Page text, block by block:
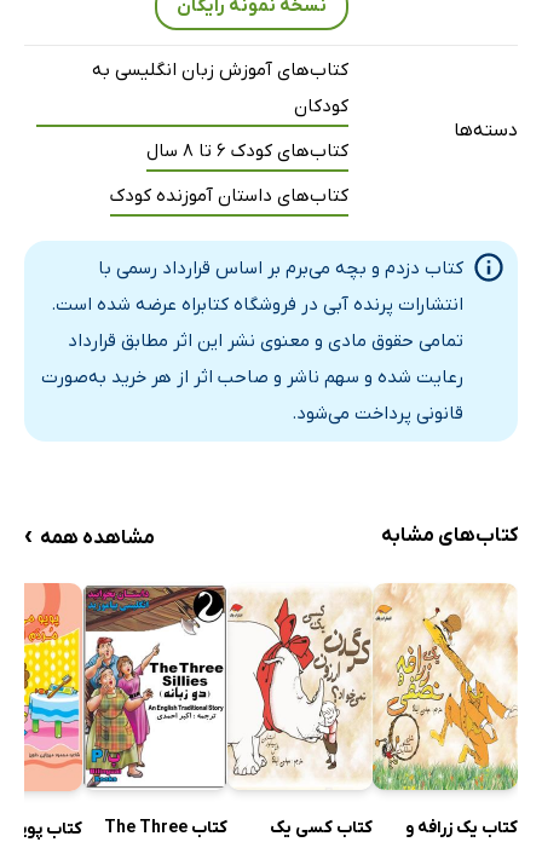
نسخه نمونه رایگان
دسته‌ها
کتاب‌های آموزش زبان انگلیسی به
کودکان
کتاب‌های کودک 6 تا 8 سال
کتاب‌های داستان آموزنده کودک
کتاب دزدم و بچه می‌برم بر اساس قرارداد رسمی با
انتشارات پرنده آبی در فروشگاه کتابراه عرضه شده است.
تمامی حقوق مادی و معنوی نشر این اثر مطابق قرارداد
رعایت شده و سهم ناشر و صاحب اثر از هر خرید به‌صورت
قانونی پرداخت می‌شود.
کتاب‌های مشابه مشاهده همه ›
کتاب یک زرافه و
کتاب کسی یک
کتاب The Three
کتاب پوپو